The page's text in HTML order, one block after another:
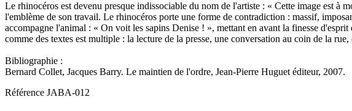
Le rhinocéros est devenu presque indissociable du nom de l'artiste : « Cette image est à
l'emblème de son travail. Le rhinocéros porte une forme de contradiction : massif,
accompagne l'animal : « On voit les sapins Denise ! », mettant en avant la finesse
comme des textes est multiple : la lecture de la presse, une conversation au coin de la
Bibliographie :
Bernard Collet, Jacques Barry. Le maintien de l'ordre, Jean-Pierre Huguet éditeur, 2007.
Référence JABA-012